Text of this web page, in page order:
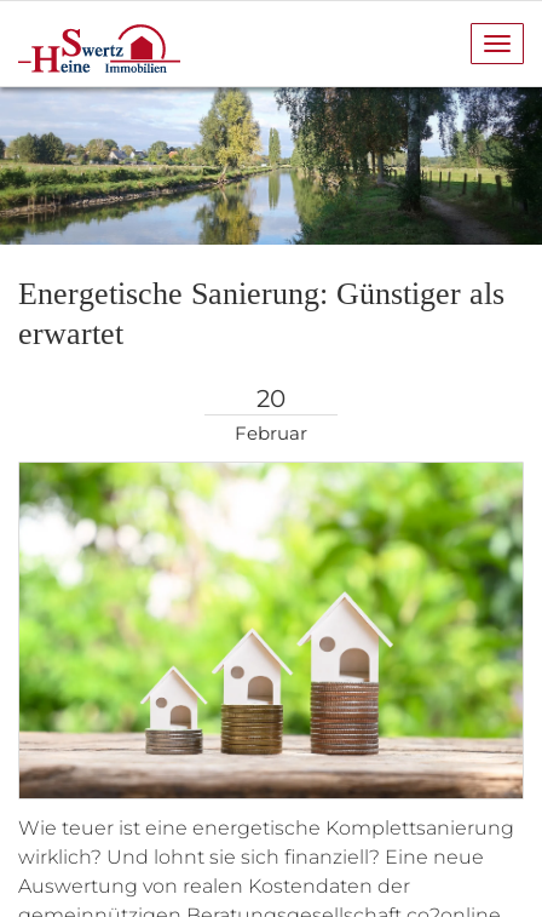
Energetische Sanierung: Günstiger als
erwartet
20
Februar
Wie teuer ist eine energetische Komplettsanierung
wirklich? Und lohnt sie sich finanziell? Eine neue
Auswertung von realen Kostendaten der